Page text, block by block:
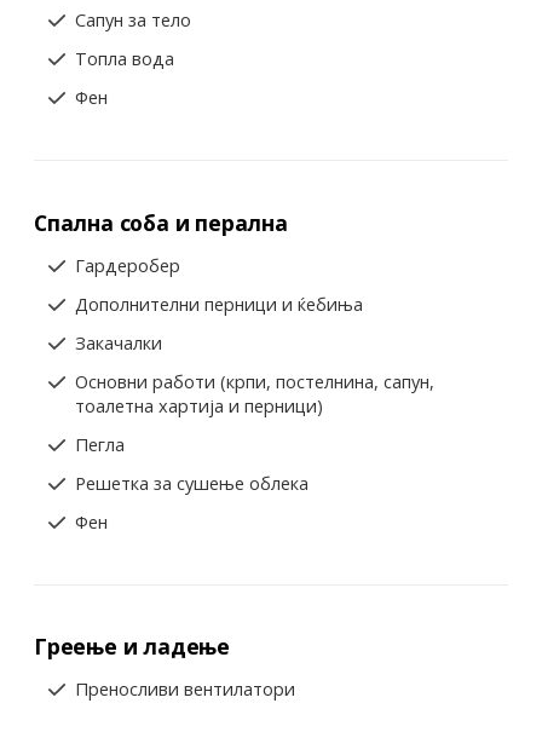
Сапун за тело
Топла вода
Фен
Спална соба и перална
Гардеробер
Дополнителни перници и ќебиња
Закачалки
Основни работи (крпи, постелнина, сапун,
тоалетна хартија и перници)
Пегла
Решетка за сушење облека
Фен
Греење и ладење
Преносливи вентилатори